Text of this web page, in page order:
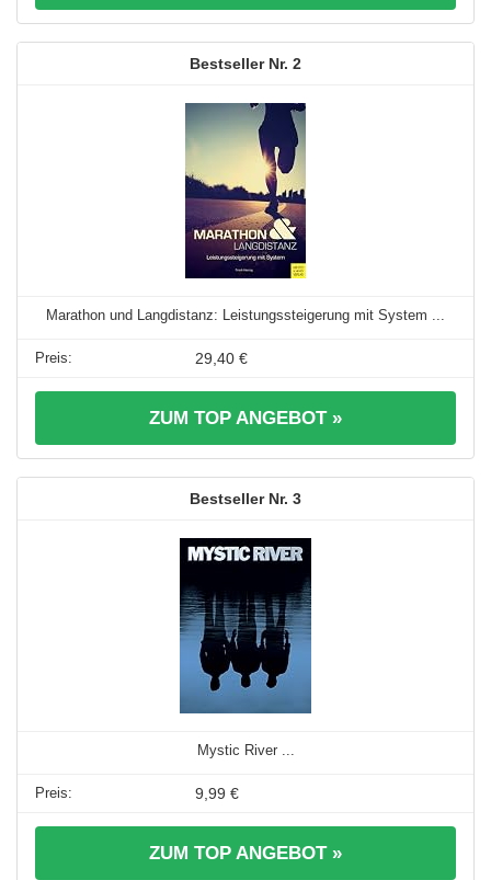
2
Marathon und Langdistanz: Leistungssteigerung mit System ...
29,40 €
ZUM TOP ANGEBOT »
3
Mystic River ...
9,99 €
ZUM TOP ANGEBOT »